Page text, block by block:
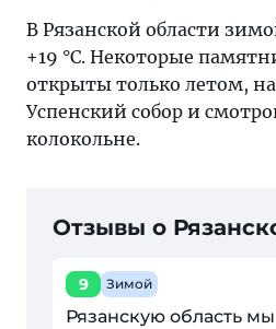
В Рязанской области
+19 °C. Некоторые
открыты только летом,
Успенский собор и
колокольне.
Отзывы о
9 Зимой
Рязанскую область